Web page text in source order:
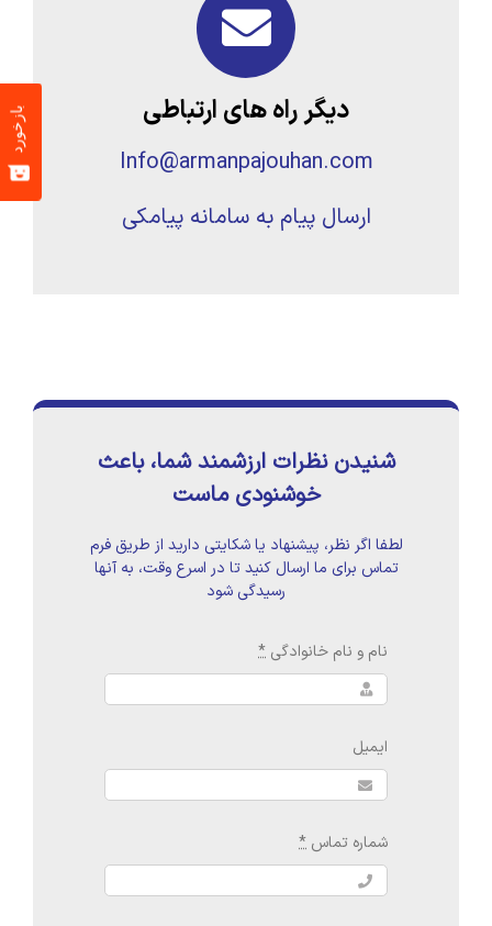
دیگر راه های ارتباطی
Info@armanpajouhan.com
ارسال پیام به سامانه پیامکی
شنیدن نظرات ارزشمند شما، باعث
خوشنودی ماست
لطفا اگر نظر، پیشنهاد یا شکایتی دارید از طریق فرم
تماس برای ما ارسال کنید تا در اسرع وقت، به آنها
رسیدگی شود
نام و نام خانوادگی *
ایمیل
شماره تماس *
بازخورد